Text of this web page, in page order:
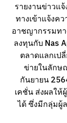
รายงานข่าวแ
ทางเข้าแจ้งค
อาชญากรรมทา
ลงทุนกับ Nas
ตลาดแลกเป
ข่ายในลักษ
กันยายน
เคชั่น ส่งผลให้
ได้ ซึ่งมีกลุ่มผู้